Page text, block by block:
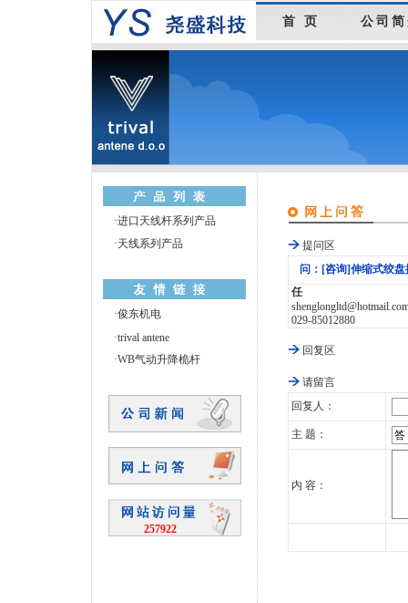
首 页 公司
·进口天线杆系列产品
·天线系列产品
·俊东机电
·trival antene
·WB气动升降桅杆
257922
提问区
问：[咨询]伸缩式绞
任
029-85012880
回复区
请留言
回复人：
主 题：
内 容：